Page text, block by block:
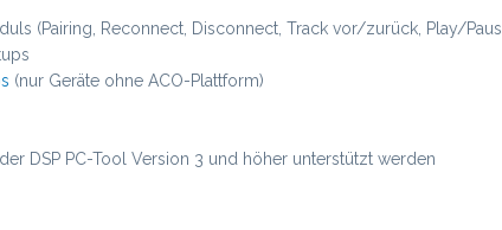
(Pairing, Reconnect, Disconnect, Track vor/zurück, Play/
(nur Geräte ohne ACO-Plattform)
DSP PC-Tool Version 3 und höher unterstützt werden